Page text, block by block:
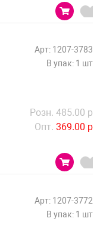
Арт: 1207-3783
В упак: 1 шт
Розн. 485.00 р
Опт. 369.00 р
Арт: 1207-3772
В упак: 1 шт